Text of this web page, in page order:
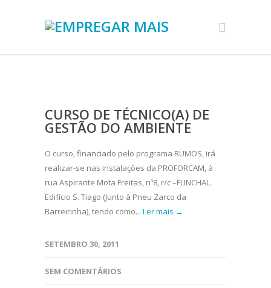
CURSO DE TÉCNICO(A) DE
GESTÃO DO AMBIENTE
O curso, financiado pelo programa RUMOS, irá
realizar-se nas instalações da PROFORCAM, à
rua Aspirante Mota Freitas, nº8, r/c –FUNCHAL.
Edifício S. Tiago (Junto à Pneu Zarco da
Barreirinha), tendo como... Ler mais →
SETEMBRO 30, 2011
SEM COMENTÁRIOS